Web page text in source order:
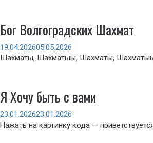
Бог Волгоградских Шахмат
19.04.202605.05.2026
Шахматы, Шахматыы, Шахматы,
Я Хочу быть с вами
23.01.202623.01.2026
Нажать на картинку кода —